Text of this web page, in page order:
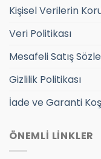
Kişisel Verilerin
Veri Politikası
Mesafeli Satış
Gizlilik Politikası
İade ve Garanti
ÖNEMLİ LİNKLER